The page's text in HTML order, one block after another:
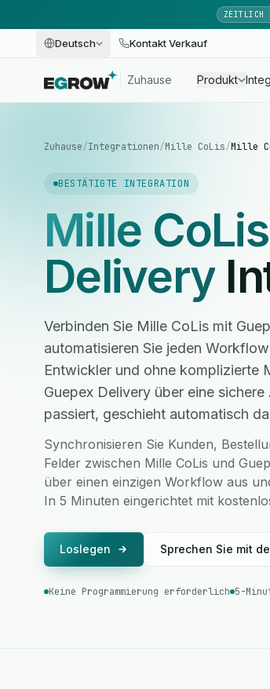
ZEITLICH
Deutsch Kontakt Verkauf
Zuhause Produkt
Zuhause/Integrationen/Mille CoLis/Mille
BESTÄTIGTE INTEGRATION
Mille CoLis
Delivery
Verbinden Sie Mille CoLis mit
automatisieren Sie jeden
Entwickler und ohne komplizierte
Guepex Delivery über eine
passiert, geschieht automatisch
Synchronisieren Sie Kunden,
Felder zwischen Mille CoLis und
über einen einzigen Workflow aus
In 5 Minuten eingerichtet mit
Loslegen Sprechen Sie mit
Keine Programmierung erforderlich 5-